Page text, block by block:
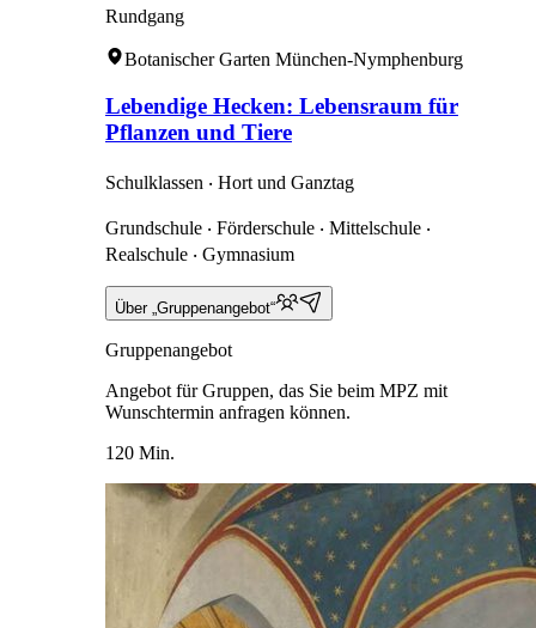
Rundgang
Botanischer Garten München-Nymphenburg
Lebendige Hecken: Lebensraum für
Pflanzen und Tiere
Schulklassen ‧ Hort und Ganztag
Grundschule ‧ Förderschule ‧ Mittelschule ‧
Realschule ‧ Gymnasium
Über „Gruppenangebot“
Gruppenangebot
Angebot für Gruppen, das Sie beim MPZ mit
Wunschtermin anfragen können.
120 Min.